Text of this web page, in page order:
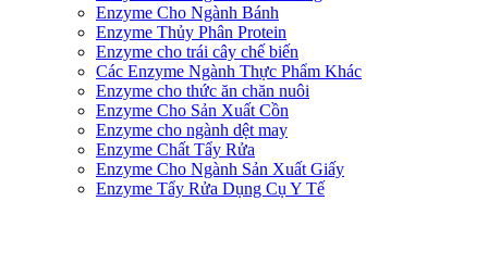
Enzyme Cho Ngành Bánh
Enzyme Thủy Phân Protein
Enzyme cho trái cây chế biến
Các Enzyme Ngành Thực Phẩm Khác
Enzyme cho thức ăn chăn nuôi
Enzyme Cho Sản Xuất Cồn
Enzyme cho ngành dệt may
Enzyme Chất Tẩy Rửa
Enzyme Cho Ngành Sản Xuất Giấy
Enzyme Tẩy Rửa Dụng Cụ Y Tế